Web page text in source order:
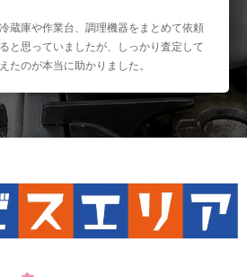
蔵庫や作業台、調理機器をまとめて依頼
と思っていましたが、しっかり査定して
たのが本当に助かりました。